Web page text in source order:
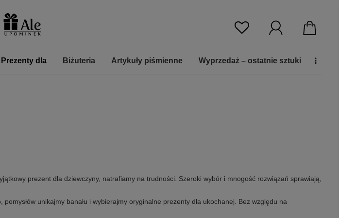
Prezenty dla Biżuteria Artykuły piśmienne Wyprzedaż – ostatnie sztuki
prezent dla dziewczyny, natrafiamy na trudności. Szeroki wybór i mnogość rozwiązań sprawiają,
unikajmy banału i wybierajmy oryginalne prezenty dla ukochanej. Bez względu na